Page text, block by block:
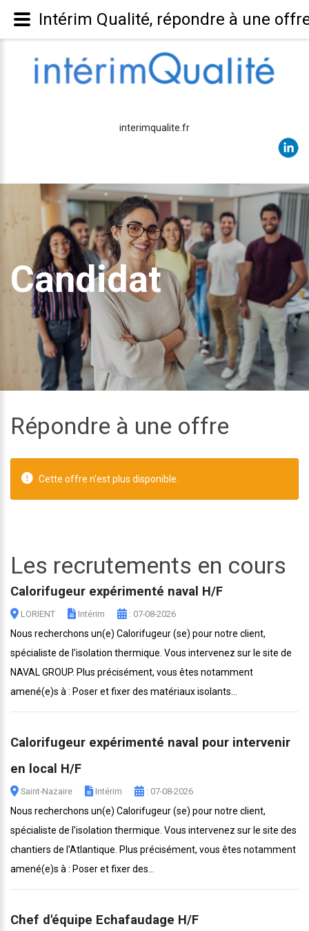
interimqualite.fr
Candidat
Répondre à une offre
Cette offre n'est plus disponible.
Les recrutements en cours
Calorifugeur expérimenté naval H/F
LORIENT Intérim : 07-08-2026
Nous recherchons un(e) Calorifugeur (se) pour notre client,
spécialiste de l'isolation thermique. Vous intervenez sur le site de
NAVAL GROUP. Plus précisément, vous êtes notamment
amené(e)s à : Poser et fixer des matériaux isolants...
Calorifugeur expérimenté naval pour intervenir
en local H/F
Saint-Nazaire Intérim : 07-08-2026
Nous recherchons un(e) Calorifugeur (se) pour notre client,
spécialiste de l'isolation thermique. Vous intervenez sur le site des
chantiers de l'Atlantique. Plus précisément, vous êtes notamment
amené(e)s à : Poser et fixer des...
Chef d'équipe Echafaudage H/F
Intérim Qualité, répondre à une